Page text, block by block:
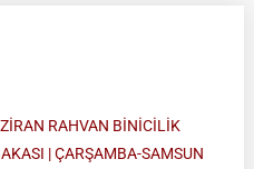
RAHVAN BİNİCİLİK
| ÇARŞAMBA-SAMSUN